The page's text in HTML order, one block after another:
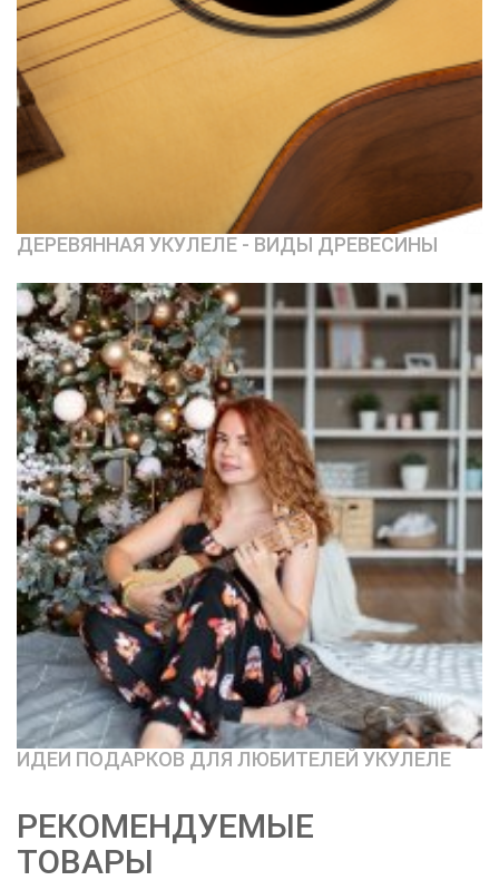
ДЕРЕВЯННАЯ УКУЛЕЛЕ - ВИДЫ ДРЕВЕСИНЫ
ИДЕИ ПОДАРКОВ ДЛЯ ЛЮБИТЕЛЕЙ УКУЛЕЛЕ
РЕКОМЕНДУЕМЫЕ
ТОВАРЫ